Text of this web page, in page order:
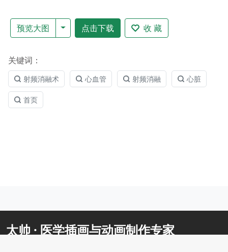
预览大图 点击下载 收 藏
关键词：
射频消融术 心血管 射频消融 心脏
首页
太帅 · 医学插画与动画制作专家